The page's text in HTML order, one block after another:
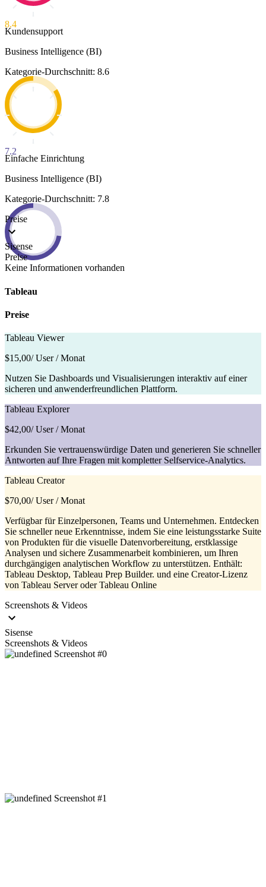
8.4
Kundensupport
Business Intelligence (BI)
Kategorie-Durchschnitt: 8.6
7.2
Einfache Einrichtung
Business Intelligence (BI)
Kategorie-Durchschnitt: 7.8
Preise
Sisense
Preise
Keine Informationen vorhanden
Tableau
Preise
Tableau Viewer
$15,00/ User / Monat
Nutzen Sie Dashboards und Visualisierungen interaktiv auf einer
sicheren und anwenderfreundlichen Plattform.
Tableau Explorer
$42,00/ User / Monat
Erkunden Sie vertrauenswürdige Daten und generieren Sie schneller
Antworten auf Ihre Fragen mit kompletter Selfservice-Analytics.
Tableau Creator
$70,00/ User / Monat
Verfügbar für Einzelpersonen, Teams und Unternehmen. Entdecken
Sie schneller neue Erkenntnisse, indem Sie eine leistungsstarke Suite
von Produkten für die visuelle Datenvorbereitung, erstklassige
Analysen und sichere Zusammenarbeit kombinieren, um Ihren
durchgängigen analytischen Workflow zu unterstützen. Enthält:
Tableau Desktop, Tableau Prep Builder. und eine Creator-Lizenz
von Tableau Server oder Tableau Online
Screenshots & Videos
Sisense
Screenshots & Videos